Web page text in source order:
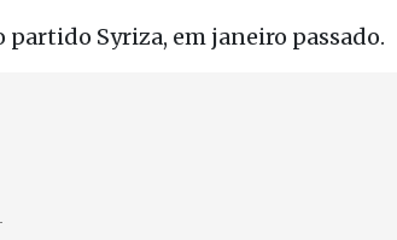
partido Syriza, em janeiro passado.